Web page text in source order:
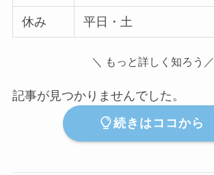
休み 平日・土
＼ もっと詳しく知ろう／
記事が見つかりませんでした。
続きはココから